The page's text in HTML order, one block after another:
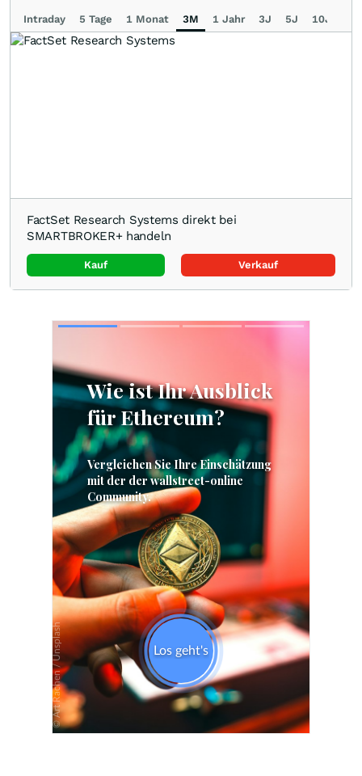
Intraday 5 Tage 1 Monat 3M 1 Jahr 3J 5J 10J
FactSet Research Systems direkt bei
SMARTBROKER+ handeln
Kauf Verkauf